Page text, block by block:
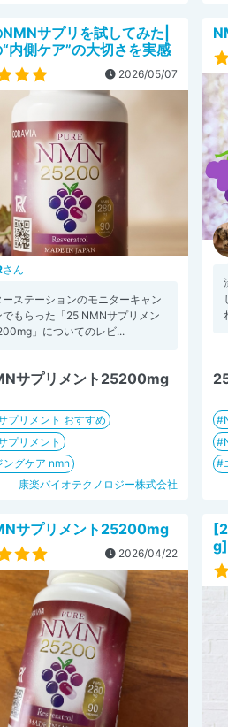
サプリを試してみた|
内側ケア”の大切さを実感
2026/05/07
さん
ーステーションのモニターキャン
でもらった「25 NMNサプリメン
」についてのレビ...
サプリメント25200mg
プリメント おすすめ
プリメント
ングケア nmn
康楽バイオテクノロジー株式会社
サプリメント25200mg
2026/04/22
g]